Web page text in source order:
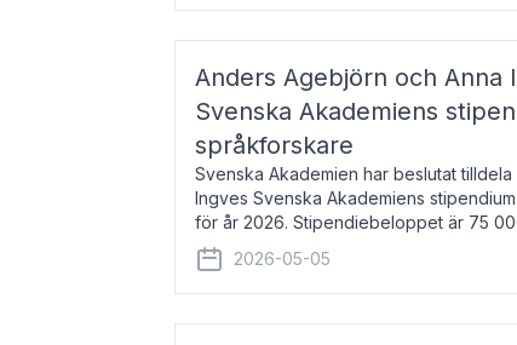
Anders Agebjörn och Anna
Svenska Akademiens
språkforskare
Svenska Akademien har beslutat
Ingves Svenska Akademiens
för år 2026. Stipendiebeloppet är 75
Agebjörn, född 1984, är universitet
2026-05-05